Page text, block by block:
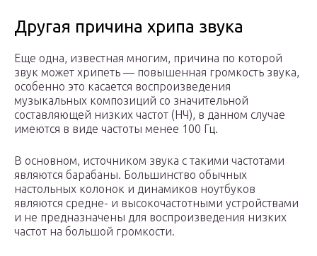
Другая причина хрипа звука
Еще одна, известная многим, причина по которой
звук может хрипеть — повышенная громкость звука,
особенно это касается воспроизведения
музыкальных композиций со значительной
составляющей низких частот (НЧ), в данном случае
имеются в виде частоты менее 100 Гц.
В основном, источником звука с такими частотами
являются барабаны. Большинство обычных
настольных колонок и динамиков ноутбуков
являются средне- и высокочастотными устройствами
и не предназначены для воспроизведения низких
частот на большой громкости.